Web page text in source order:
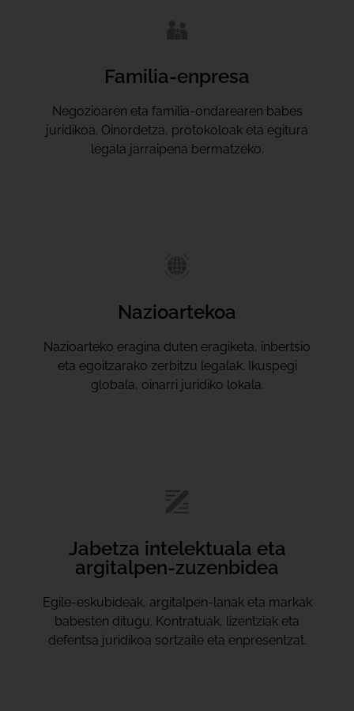
Familia-enpresa
Negozioaren eta familia-ondarearen babes
juridikoa. Oinordetza, protokoloak eta egitura
legala jarraipena bermatzeko.
Nazioartekoa
Nazioarteko eragina duten eragiketa, inbertsio
eta egoitzarako zerbitzu legalak. Ikuspegi
globala, oinarri juridiko lokala.
Jabetza intelektuala eta
argitalpen-zuzenbidea
Egile-eskubideak, argitalpen-lanak eta markak
babesten ditugu. Kontratuak, lizentziak eta
defentsa juridikoa sortzaile eta enpresentzat.